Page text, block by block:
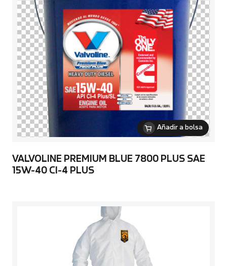
Añadir a bolsa
VALVOLINE PREMIUM BLUE 7800 PLUS SAE
15W-40 CI-4 PLUS